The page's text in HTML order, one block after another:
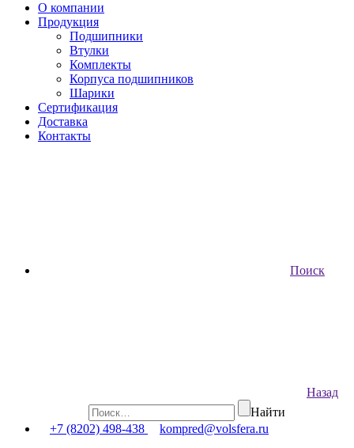
О компании
Продукция
Подшипники
Втулки
Комплекты
Корпуса подшипников
Шарики
Сертификация
Доставка
Контакты
Поиск
Назад
Найти
+7 (8202) 498-438
kompred@volsfera.ru